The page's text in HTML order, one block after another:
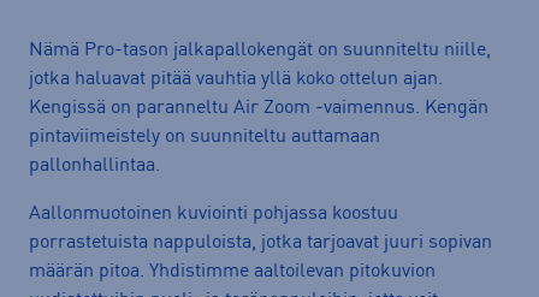
Nämä Pro-tason jalkapallokengät on suunniteltu niille,
jotka haluavat pitää vauhtia yllä koko ottelun ajan.
Kengissä on paranneltu Air Zoom -vaimennus. Kengän
pintaviimeistely on suunniteltu auttamaan
pallonhallintaa.
Aallonmuotoinen kuviointi pohjassa koostuu
porrastetuista nappuloista, jotka tarjoavat juuri sopivan
määrän pitoa. Yhdistimme aaltoilevan pitokuvion